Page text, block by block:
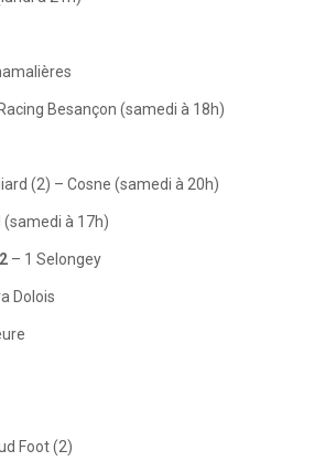
Besançon (samedi à 18h)
(2) – Cosne (samedi à 20h)
(samedi à 17h)
– 1 Selongey
Dolois
Foot (2)